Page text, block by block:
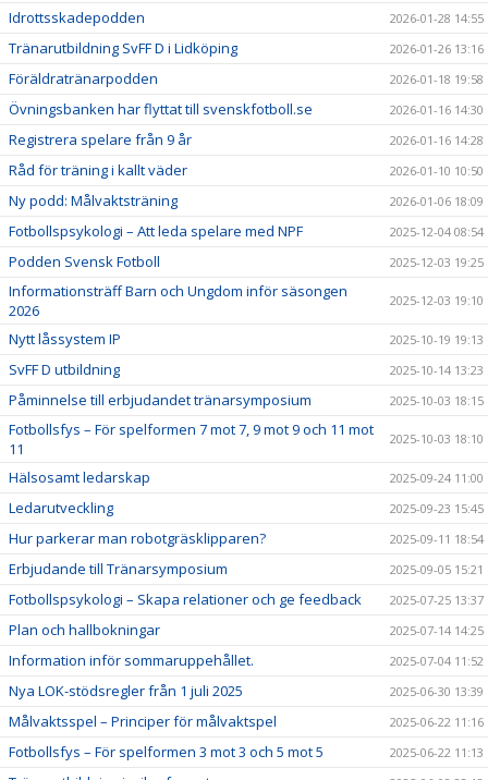
Idrottsskadepodden 2026-01-28 14:55
Tränarutbildning SvFF D i Lidköping 2026-01-26 13:16
Föräldratränarpodden 2026-01-18 19:58
Övningsbanken har flyttat till svenskfotboll.se 2026-01-16 14:30
Registrera spelare från 9 år 2026-01-16 14:28
Råd för träning i kallt väder 2026-01-10 10:50
Ny podd: Målvaktsträning 2026-01-06 18:09
Fotbollspsykologi – Att leda spelare med NPF 2025-12-04 08:54
Podden Svensk Fotboll 2025-12-03 19:25
Informationsträff Barn och Ungdom inför säsongen
2026
2025-12-03 19:10
Nytt låssystem IP 2025-10-19 19:13
SvFF D utbildning 2025-10-14 13:23
Påminnelse till erbjudandet tränarsymposium 2025-10-03 18:15
Fotbollsfys – För spelformen 7 mot 7, 9 mot 9 och 11 mot
11
2025-10-03 18:10
Hälsosamt ledarskap 2025-09-24 11:00
Ledarutveckling 2025-09-23 15:45
Hur parkerar man robotgräsklipparen? 2025-09-11 18:54
Erbjudande till Tränarsymposium 2025-09-05 15:21
Fotbollspsykologi – Skapa relationer och ge feedback 2025-07-25 13:37
Plan och hallbokningar 2025-07-14 14:25
Information inför sommaruppehållet. 2025-07-04 11:52
Nya LOK-stödsregler från 1 juli 2025 2025-06-30 13:39
Målvaktsspel – Principer för målvaktspel 2025-06-22 11:16
Fotbollsfys – För spelformen 3 mot 3 och 5 mot 5 2025-06-22 11:13